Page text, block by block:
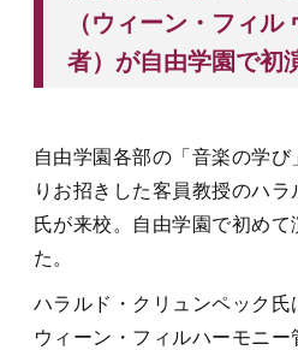
（ウィーン・フィ
者）が自由学園で初
自由学園各部の「音楽の学
りお招きした客員教授のハ
氏が来校。自由学園で初め
た。
ハラルド・クリュンペック氏
ウィーン・フィルハーモニー